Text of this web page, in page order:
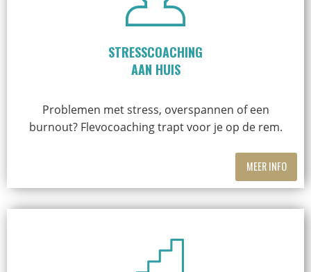
STRESSCOACHING
AAN HUIS
Problemen met stress, overspannen of een
burnout? Flevocoaching trapt voor je op de rem.
MEER INFO